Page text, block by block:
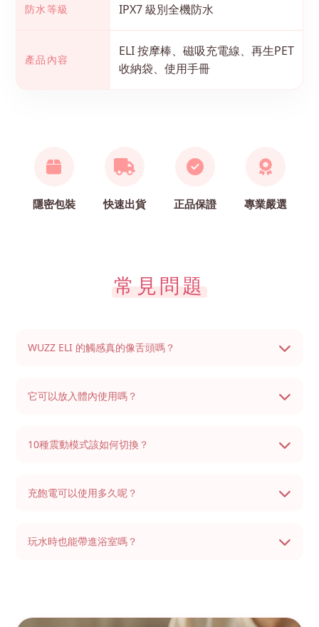
防水等級 IPX7 級別全機防水
產品內容
ELI 按摩棒、磁吸充電線、再生PET
收納袋、使用手冊
隱密包裝 快速出貨 正品保證 專業嚴選
常見問題
WUZZ ELI 的觸感真的像舌頭嗎？
它可以放入體內使用嗎？
10種震動模式該如何切換？
充飽電可以使用多久呢？
玩水時也能帶進浴室嗎？